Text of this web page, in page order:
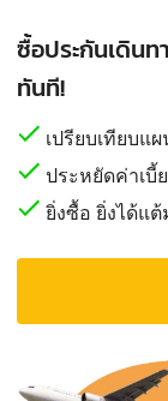
ซื้อประกันเดิน
ทันที!
เปรียบเทียบแ
ประหยัดค่าเบี้
ยิ่งซื้อ ยิ่งได้แต้